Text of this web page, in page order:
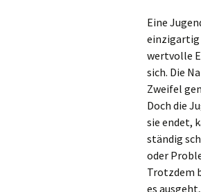
Eine
einzigartig
wertvolle
sich. Die
Zweifel
Doch die
sie endet,
ständig
oder
Trotzdem
es